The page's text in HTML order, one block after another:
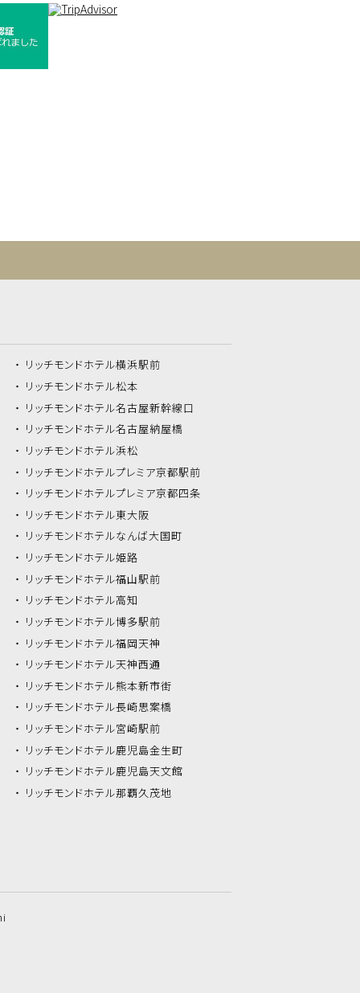
リッチモンドホテル横浜駅前
リッチモンドホテル松本
リッチモンドホテル名古屋新幹線口
リッチモンドホテル名古屋納屋橋
リッチモンドホテル浜松
リッチモンドホテルプレミア京都駅前
リッチモンドホテルプレミア京都四条
リッチモンドホテル東大阪
リッチモンドホテルなんば大国町
リッチモンドホテル姫路
リッチモンドホテル福山駅前
リッチモンドホテル高知
リッチモンドホテル博多駅前
リッチモンドホテル福岡天神
リッチモンドホテル天神西通
リッチモンドホテル熊本新市街
リッチモンドホテル長崎思案橋
リッチモンドホテル宮崎駅前
リッチモンドホテル鹿児島金生町
リッチモンドホテル鹿児島天文館
リッチモンドホテル那覇久茂地